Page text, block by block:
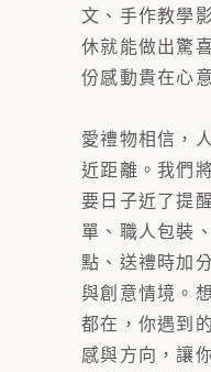
文、手作教學
休就能做出驚
份感動貴在心
愛禮物相信，
近距離。我們
要日子近了提
單、職人包裝
點、送禮時加
與創意情境。
都在，你遇到
感與方向，讓